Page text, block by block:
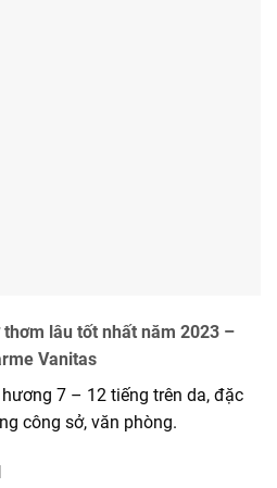
lâu tốt nhất năm 2023 –
Vanitas
7 – 12 tiếng trên da, đặc
công sở, văn phòng.